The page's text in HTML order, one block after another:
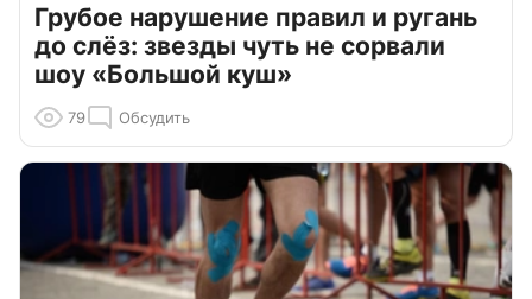
Грубое нарушение правил и ругань
до слёз: звезды чуть не сорвали
шоу «Большой куш»
79 Обсудить